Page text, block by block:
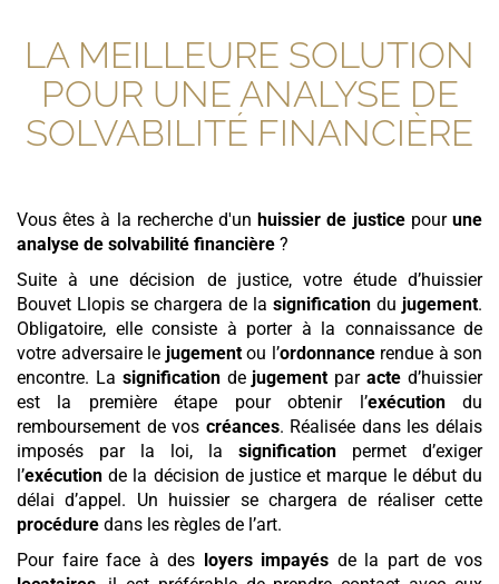
LA MEILLEURE SOLUTION
POUR UNE ANALYSE DE
SOLVABILITÉ FINANCIÈRE
Vous êtes à la recherche d'unhuissier de justicepour une
analyse de solvabilité financière ?
Suite à une décision de justice, votre étude d’huissier
Bouvet Llopis se chargera de la signification du jugement.
Obligatoire, elle consiste à porter à la connaissance de
votre adversaire le jugementou l’ordonnancerendue à son
encontre. La significationde jugement paracte d’huissier
est la première étape pour obtenir l’exécutiondu
remboursement de vos créances. Réalisée dans les délais
imposés par la loi, la signification permet d’exiger
l’exécution de la décision de justice et marque le début du
délai d’appel. Un huissier se chargera de réaliser cette
procédure dans les règles de l’art.
Pour faire face à des loyers impayés de la part de vos